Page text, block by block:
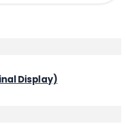
Display)